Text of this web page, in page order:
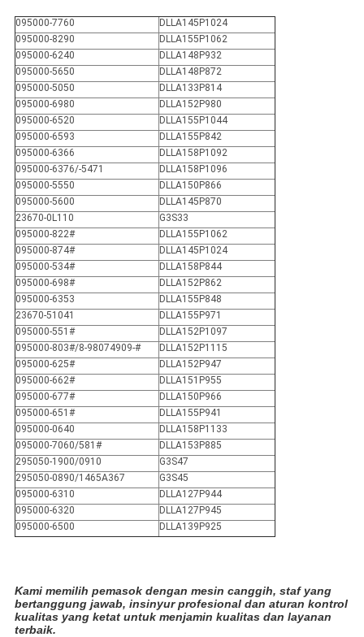
095000-7760
DLLA145P1024
095000-8290
DLLA155P1062
095000-6240
DLLA148P932
095000-5650
DLLA148P872
095000-5050
DLLA133P814
095000-6980
DLLA152P980
095000-6520
DLLA155P1044
095000-6593
DLLA155P842
095000-6366
DLLA158P1092
095000-6376/-5471
DLLA158P1096
095000-5550
DLLA150P866
095000-5600
DLLA145P870
23670-0L110
G3S33
095000-822#
DLLA155P1062
095000-874#
DLLA145P1024
095000-534#
DLLA158P844
095000-698#
DLLA152P862
095000-6353
DLLA155P848
23670-51041
DLLA155P971
095000-551#
DLLA152P1097
095000-803#/8-98074909-#
DLLA152P1115
095000-625#
DLLA152P947
095000-662#
DLLA151P955
095000-677#
DLLA150P966
095000-651#
DLLA155P941
095000-0640
DLLA158P1133
095000-7060/581#
DLLA153P885
295050-1900/0910
G3S47
295050-0890/1465A367
G3S45
095000-6310
DLLA127P944
095000-6320
DLLA127P945
095000-6500
DLLA139P925
Kami memilih pemasok dengan mesin canggih, staf yang
bertanggung jawab, insinyur profesional dan aturan kontrol
kualitas yang ketat untuk menjamin kualitas dan layanan
terbaik.